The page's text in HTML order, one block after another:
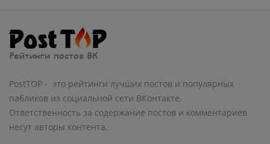
PostTOP - это рейтинги лучших постов и популярных
пабликов из социальной сети ВКонтакте.
Ответственность за содержание постов и комментариев
несут авторы контента.